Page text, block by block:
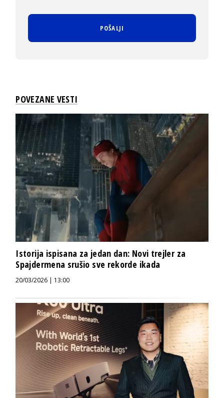
POVEZANE VESTI
Istorija ispisana za jedan dan: Novi trejler za
Spajdermena srušio sve rekorde ikada
20/03/2026 | 13:00